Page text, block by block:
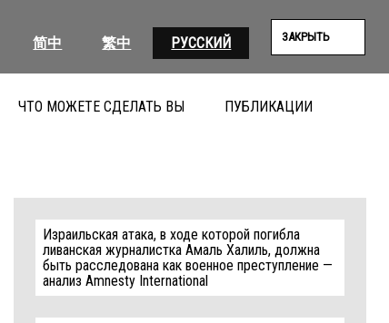
简中 繁中 РУССКИЙ ЗАКРЫТЬ
ЧТО МОЖЕТЕ СДЕЛАТЬ ВЫ ПУБЛИКАЦИИ
Израильская атака, в ходе которой погибла
ливанская журналистка Амаль Халиль, должна
быть расследована как военное преступление —
анализ Amnesty International